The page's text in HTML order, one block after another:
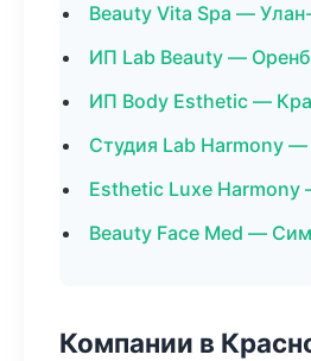
Beauty Vita Spa —
ИП Lab Beauty —
ИП Body Esthetic —
Студия Lab Harmony
Esthetic Luxe
Beauty Face Med —
Компании в